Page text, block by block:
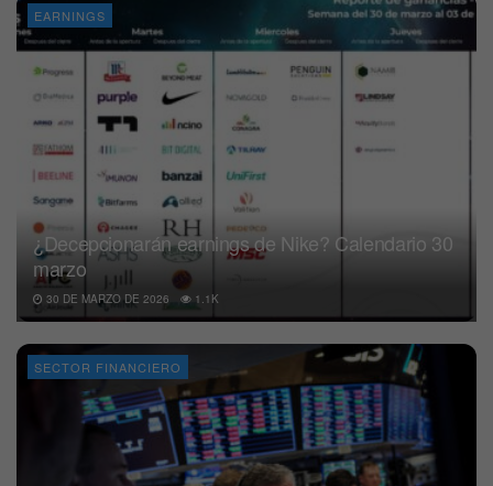
EARNINGS
¿Decepcionarán earnings de Nike? Calendario 30
marzo
30 DE MARZO DE 2026 1.1K
SECTOR FINANCIERO